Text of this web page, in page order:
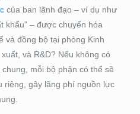
của ban lãnh đạo – ví dụ như
khẩu” – được chuyển hóa
và đồng bộ tại phòng Kinh
và R&D? Nếu không có
mỗi bộ phận có thể sẽ
riêng, gây lãng phí nguồn lực